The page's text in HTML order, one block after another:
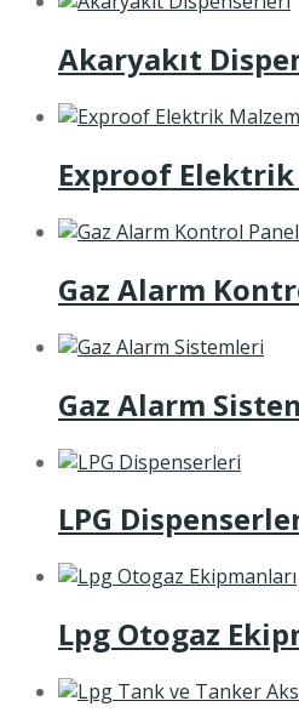
Akaryakıt
Exproof
Gaz Alarm
Gaz Alarm
LPG
Lpg Otogaz